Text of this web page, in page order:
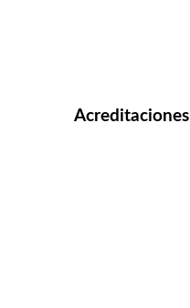
Acreditaciones